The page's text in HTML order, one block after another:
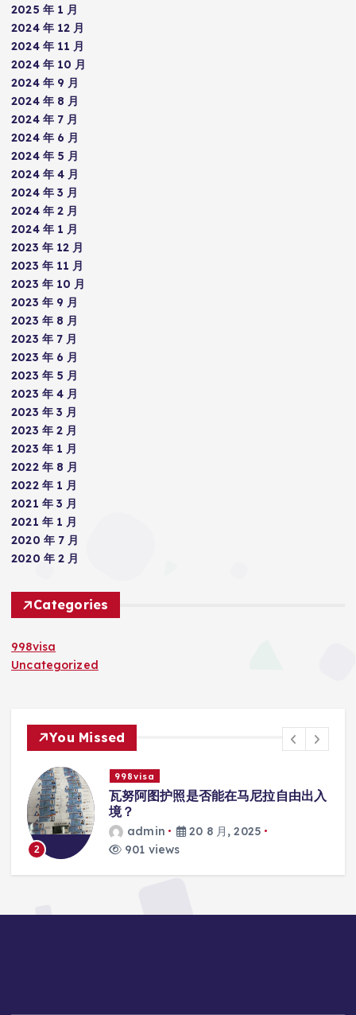
2025 年 1 月
2024 年 12 月
2024 年 11 月
2024 年 10 月
2024 年 9 月
2024 年 8 月
2024 年 7 月
2024 年 6 月
2024 年 5 月
2024 年 4 月
2024 年 3 月
2024 年 2 月
2024 年 1 月
2023 年 12 月
2023 年 11 月
2023 年 10 月
2023 年 9 月
2023 年 8 月
2023 年 7 月
2023 年 6 月
2023 年 5 月
2023 年 4 月
2023 年 3 月
2023 年 2 月
2023 年 1 月
2022 年 8 月
2022 年 1 月
2021 年 3 月
2021 年 1 月
2020 年 7 月
2020 年 2 月
Categories
998visa
Uncategorized
You Missed
2
998visa
瓦努阿图护照是否能在马尼拉自由出入
境？
admin
20 8 月, 2025
901 views